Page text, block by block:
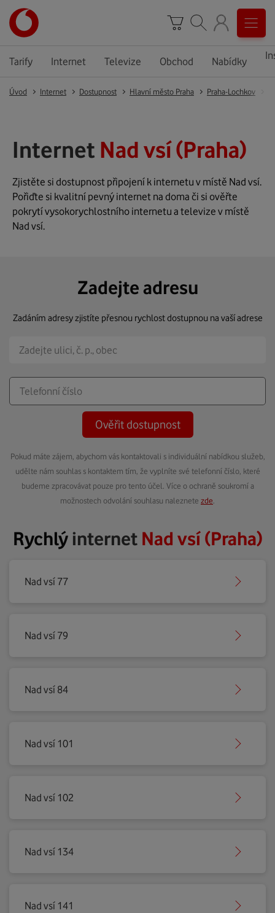
Tarify Internet Televize Obchod Nabídky
Úvod Internet Dostupnost Hlavní město Praha Praha-Lochkov
Internet Nad vsí (Praha)
Zjistěte si dostupnost připojení k internetu v místě Nad vsí.
Pořiďte si kvalitní pevný internet na doma či si ověřte
pokrytí vysokorychlostního internetu a televize v místě
Nad vsí.
Zadejte adresu
Zadáním adresy zjistíte přesnou rychlost dostupnou na vaší adrese
Ověřit dostupnost
Pokud máte zájem, abychom vás kontaktovali s individuální nabídkou služeb,
udělte nám souhlas s kontaktem tím, že vyplníte své telefonní číslo, které
budeme zpracovávat pouze pro tento účel. Více o ochraně soukromí a
možnostech odvolání souhlasu naleznete zde
Rychlýinternet Nad vsí (Praha)
Nad vsí 77
Nad vsí 79
Nad vsí 84
Nad vsí 101
Nad vsí 102
Nad vsí 134
Nad vsí 141